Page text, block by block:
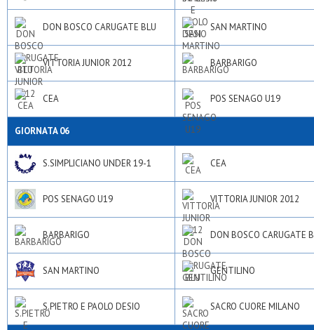
DON BOSCO CARUGATE BLU SAN MARTINO
VITTORIA JUNIOR 2012 BARBARIGO
CEA POS SENAGO U19
GIORNATA 06
S.SIMPLICIANO UNDER 19-1 CEA
POS SENAGO U19 VITTORIA JUNIOR 2012
BARBARIGO DON BOSCO CARUGATE
SAN MARTINO GENTILINO
S.PIETRO E PAOLO DESIO SACRO CUORE MILANO